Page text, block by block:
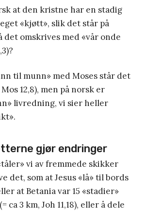
at den kristne har en stadig
«kjøtt», slik det står på
det omskrives med «vår onde
til munn» med Moses står det
12,8), men på norsk er
livredning, vi sier heller
gjør endringer
vi av fremmede skikker
det, som at Jesus «lå» til bords
at Betania var 15 «stadier»
ca 3 km, Joh 11,18), eller å dele